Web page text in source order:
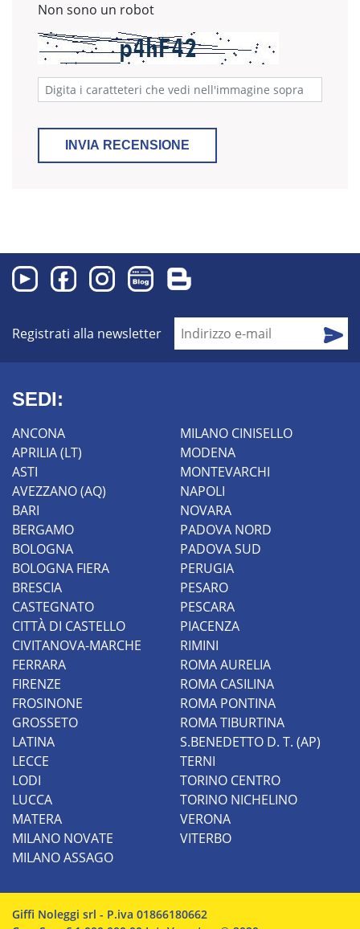
Non sono un robot
INVIA RECENSIONE
Registrati alla newsletter
SEDI:
ANCONA
APRILIA (LT)
ASTI
AVEZZANO (AQ)
BARI
BERGAMO
BOLOGNA
BOLOGNA FIERA
BRESCIA
CASTEGNATO
CITTÀ DI CASTELLO
CIVITANOVA-MARCHE
FERRARA
FIRENZE
FROSINONE
GROSSETO
LATINA
LECCE
LODI
LUCCA
MATERA
MILANO NOVATE
MILANO ASSAGO
MILANO CINISELLO
MODENA
MONTEVARCHI
NAPOLI
NOVARA
PADOVA NORD
PADOVA SUD
PERUGIA
PESARO
PESCARA
PIACENZA
RIMINI
ROMA AURELIA
ROMA CASILINA
ROMA PONTINA
ROMA TIBURTINA
S.BENEDETTO D. T. (AP)
TERNI
TORINO CENTRO
TORINO NICHELINO
VERONA
VITERBO
Giffi Noleggi srl - P.iva 01866180662